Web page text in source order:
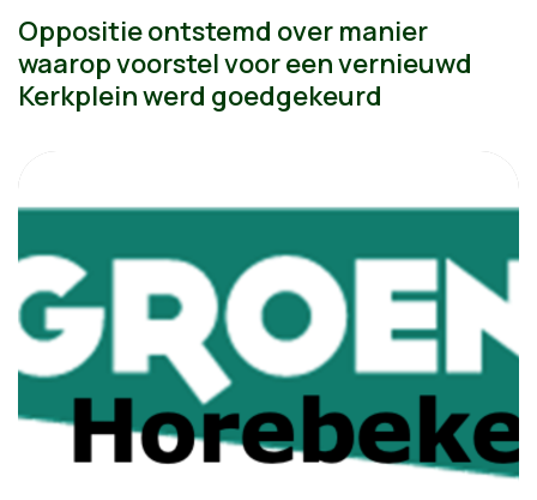
Oppositie ontstemd over manier
waarop voorstel voor een vernieuwd
Kerkplein werd goedgekeurd